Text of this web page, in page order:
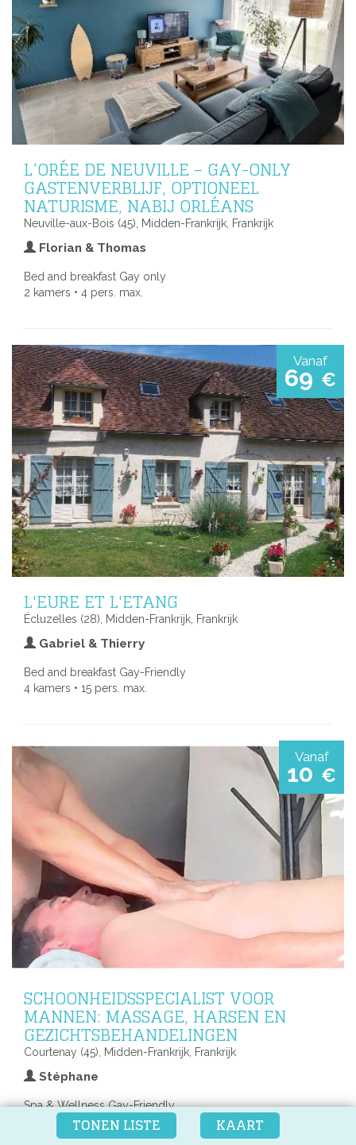
L’ORÉE DE NEUVILLE – GAY-ONLY
GASTENVERBLIJF, OPTIONEEL
NATURISME, NABIJ ORLÉANS
Neuville-aux-Bois (45), Midden-Frankrijk, Frankrijk
Florian & Thomas
Bed and breakfast Gay only
2 kamers • 4 pers. max.
Vanaf
69 €
L'EURE ET L'ETANG
Écluzelles (28), Midden-Frankrijk, Frankrijk
Gabriel & Thierry
Bed and breakfast Gay-Friendly
4 kamers • 15 pers. max.
Vanaf
10 €
SCHOONHEIDSSPECIALIST VOOR
MANNEN: MASSAGE, HARSEN EN
GEZICHTSBEHANDELINGEN
Courtenay (45), Midden-Frankrijk, Frankrijk
Stéphane
Spa & Wellness Gay-Friendly
TONEN LISTE KAART